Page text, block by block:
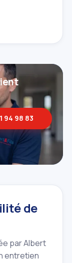
94 98 83
de
par Albert
entretien